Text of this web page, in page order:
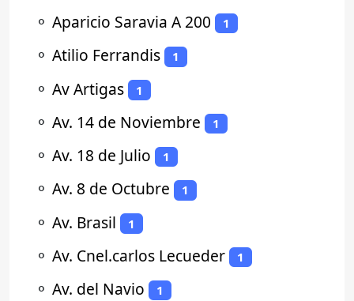
⚬ Aparicio Saravia A 200 1
⚬ Atilio Ferrandis 1
⚬ Av Artigas 1
⚬ Av. 14 de Noviembre 1
⚬ Av. 18 de Julio 1
⚬ Av. 8 de Octubre 1
⚬ Av. Brasil 1
⚬ Av. Cnel.carlos Lecueder 1
⚬ Av. del Navio 1